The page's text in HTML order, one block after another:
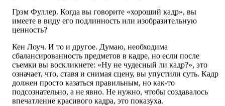
Грэм Фуллер. Когда вы говорите «хороший кадр», вы
имеете в виду его подлинность или изобразительную
ценность?
Кен Лоуч. И то и другое. Думаю, необходима
сбалансированность предметов в кадре, но если после
съемки вы воскликнете: «Ну не чудесный ли кадр?», это
означает, что, ставя и снимая сцену, вы упустили суть. Кадр
должен просто казаться правильным, но как-то
подсознательно, а не явно. Не нужно, чтобы создавалось
впечатление красивого кадра, это показуха.